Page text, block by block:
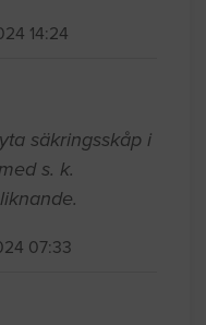
14:24
säkringsskåp i
s. k.
07:33